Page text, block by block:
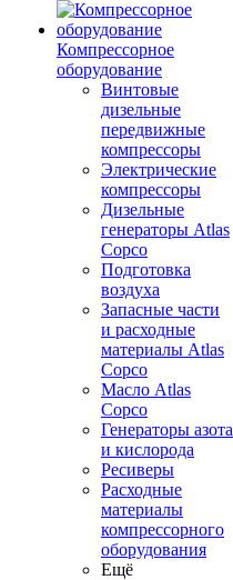
Компрессорное
оборудование
Винтовые
дизельные
передвижные
компрессоры
Электрические
компрессоры
Дизельные
генераторы Atlas
Copco
Подготовка
воздуха
Запасные части
и расходные
материалы Atlas
Copco
Масло Atlas
Copco
Генераторы азота
и кислорода
Ресиверы
Расходные
материалы
компрессорного
оборудования
Ещё